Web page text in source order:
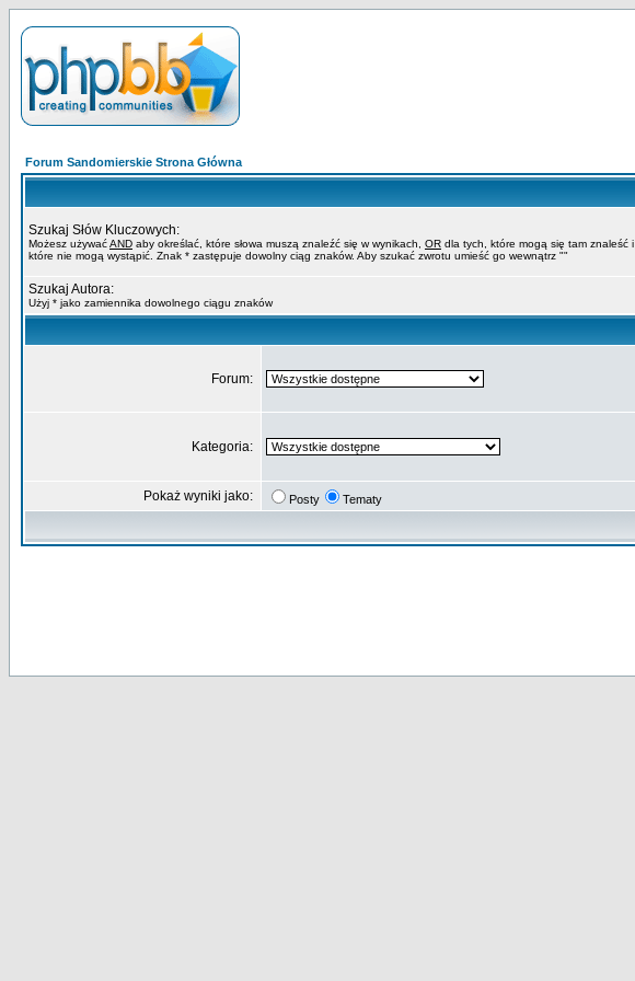
Forum Sandomierskie Strona Główna
Szukaj Słów Kluczowych:
Możesz używaćAND aby określać, które słowa muszą znaleźć się w wynikach, OR dla tych, które mogą się tam znaleść i
które nie mogą wystąpić. Znak * zastępuje dowolny ciąg znaków. Aby szukać zwrotu umieść go wewnątrz ""
Szukaj Autora:
Użyj * jako zamiennika dowolnego ciągu znaków
Forum:
Kategoria:
Pokaż wyniki jako: Posty Tematy